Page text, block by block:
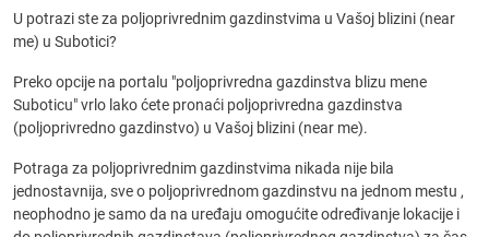
U potrazi ste za poljoprivrednim gazdinstvima u Vašoj blizini (near
me) u Subotici?
Preko opcije na portalu "poljoprivredna gazdinstva blizu mene
Suboticu" vrlo lako ćete pronaći poljoprivredna gazdinstva
(poljoprivredno gazdinstvo) u Vašoj blizini (near me).
Potraga za poljoprivrednim gazdinstvima nikada nije bila
jednostavnija, sve o poljoprivrednom gazdinstvu na jednom mestu ,
neophodno je samo da na uređaju omogućite određivanje lokacije i